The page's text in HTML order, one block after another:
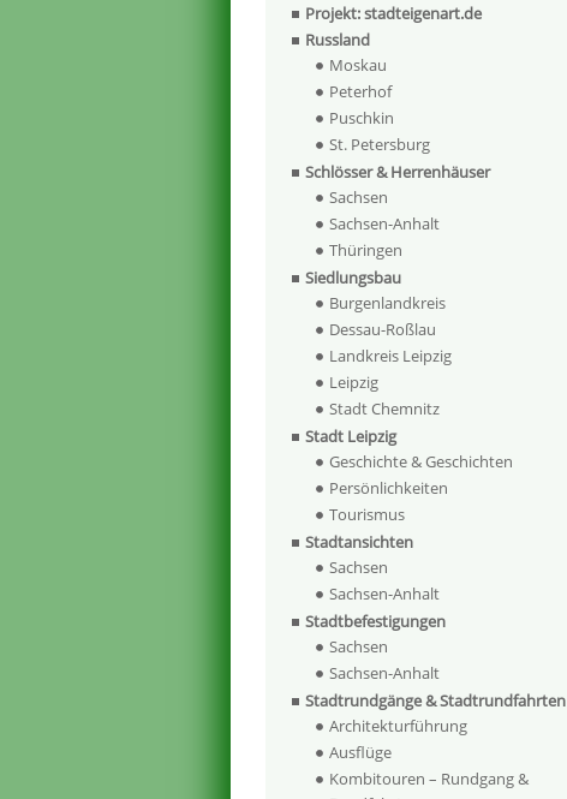
Projekt: stadteigenart.de
Russland
Moskau
Peterhof
Puschkin
St. Petersburg
Schlösser & Herrenhäuser
Sachsen
Sachsen-Anhalt
Thüringen
Siedlungsbau
Burgenlandkreis
Dessau-Roßlau
Landkreis Leipzig
Leipzig
Stadt Chemnitz
Stadt Leipzig
Geschichte & Geschichten
Persönlichkeiten
Tourismus
Stadtansichten
Sachsen
Sachsen-Anhalt
Stadtbefestigungen
Sachsen
Sachsen-Anhalt
Stadtrundgänge & Stadtrundfahrten
Architekturführung
Ausflüge
Kombitouren – Rundgang &